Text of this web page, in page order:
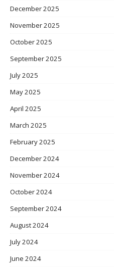
December 2025
November 2025
October 2025
September 2025
July 2025
May 2025
April 2025
March 2025
February 2025
December 2024
November 2024
October 2024
September 2024
August 2024
July 2024
June 2024